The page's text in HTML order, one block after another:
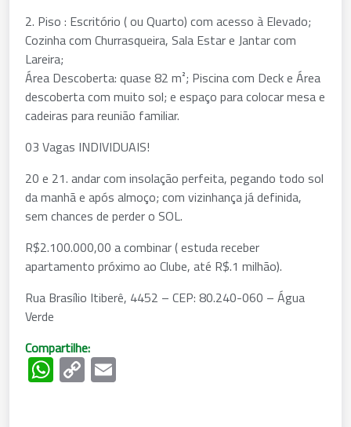
2. Piso : Escritório ( ou Quarto) com acesso à Elevado;
Cozinha com Churrasqueira, Sala Estar e Jantar com
Lareira;
Área Descoberta: quase 82 m²; Piscina com Deck e Área
descoberta com muito sol; e espaço para colocar mesa e
cadeiras para reunião familiar.
03 Vagas INDIVIDUAIS!
20 e 21. andar com insolação perfeita, pegando todo sol
da manhã e após almoço; com vizinhança já definida,
sem chances de perder o SOL.
R$2.100.000,00 a combinar ( estuda receber
apartamento próximo ao Clube, até R$.1 milhão).
Rua Brasílio Itiberê, 4452 – CEP: 80.240-060 – Água
Verde
Compartilhe:
WhatsApp
Copy
Link